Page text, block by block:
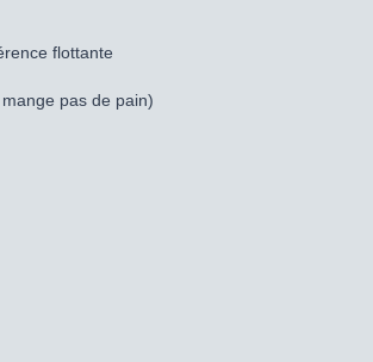
flottante
pas de pain)